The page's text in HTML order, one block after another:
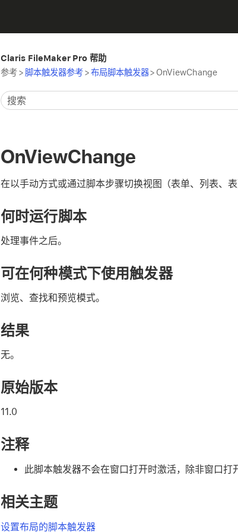
Claris FileMaker Pro 帮助
参考> 脚本触发器参考>布局脚本触发器> OnViewChange
OnViewChange
在以手动方式或通过脚本步骤切换视图（表单、列表、表
何时运行脚本
处理事件之后。
可在何种模式下使用触发器
浏览、查找和预览模式。
结果
无。
原始版本
11.0
注释
此脚本触发器不会在窗口打开时激活，除非窗口打
相关主题
设置布局的脚本触发器